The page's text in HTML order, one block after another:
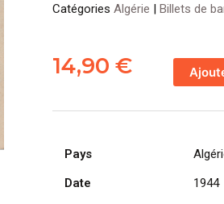
Catégories Algérie | Billets de
14,90 €
de
ALGÉRIE
de
Franc,
Pays
Date
1944